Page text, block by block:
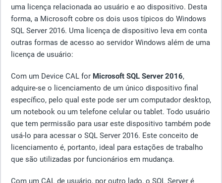
uma licença relacionada ao usuário e ao dispositivo. Desta
forma, a Microsoft cobre os dois usos típicos do Windows
SQL Server 2016. Uma licença de dispositivo leva em conta
outras formas de acesso ao servidor Windows além de uma
licença de usuário:
Com um Device CAL for Microsoft SQL Server 2016,
adquire-se o licenciamento de um único dispositivo final
específico, pelo qual este pode ser um computador desktop,
um notebook ou um telefone celular ou tablet. Todo usuário
que tem permissão para usar este dispositivo também pode
usá-lo para acessar o SQL Server 2016. Este conceito de
licenciamento é, portanto, ideal para estações de trabalho
que são utilizadas por funcionários em mudança.
Com um CAL de usuário, por outro lado, o SQL Server é